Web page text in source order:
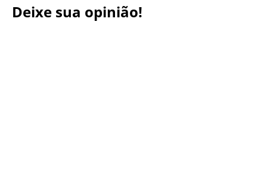
Deixe sua opinião!